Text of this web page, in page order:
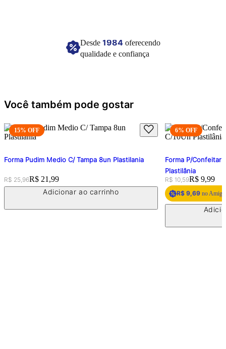
Desde 1984oferecendo
qualidade e confiança
Você também pode gostar
15% OFF
Forma Pudim Medio C/ Tampa 8un Plastilania
Original price:
R$ 25,96Price:
R$ 21,99
Adicionar ao carrinho
6% OFF
Forma P/
Plastilânia
Original price:
R$ 10,59Price:
R$ 9,99
R$ 9,69no Amigo